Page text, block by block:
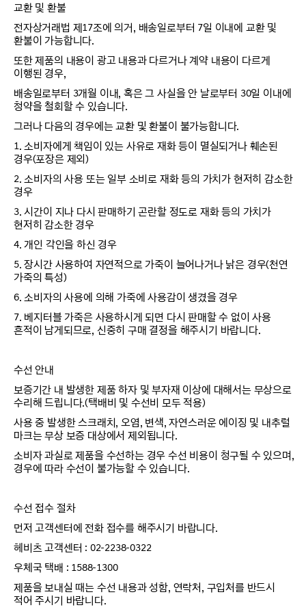
교환 및 환불
전자상거래법 제17조에 의거, 배송일로부터 7일 이내에 교환 및
환불이 가능합니다.
또한 제품의 내용이 광고 내용과 다르거나 계약 내용이 다르게
이행된 경우,
배송일로부터 3개월 이내, 혹은 그 사실을 안 날로부터 30일 이내에
청약을 철회할 수 있습니다.
그러나 다음의 경우에는 교환 및 환불이 불가능합니다.
1. 소비자에게 책임이 있는 사유로 재화 등이 멸실되거나 훼손된
경우(포장은 제외)
2. 소비자의 사용 또는 일부 소비로 재화 등의 가치가 현저히 감소한
경우
3. 시간이 지나 다시 판매하기 곤란할 정도로 재화 등의 가치가
현저히 감소한 경우
4. 개인 각인을 하신 경우
5. 장시간 사용하여 자연적으로 가죽이 늘어나거나 낡은 경우(천연
가죽의 특성)
6. 소비자의 사용에 의해 가죽에 사용감이 생겼을 경우
7. 베지터블 가죽은 사용하시게 되면 다시 판매할 수 없이 사용
흔적이 남게되므로, 신중히 구매 결정을 해주시기 바랍니다.
수선 안내
보증기간 내 발생한 제품 하자 및 부자재 이상에 대해서는 무상으로
수리해 드립니다.(택배비 및 수선비 모두 적용)
사용 중 발생한 스크래치, 오염, 변색, 자연스러운 에이징 및 내추럴
마크는 무상 보증 대상에서 제외됩니다.
소비자 과실로 제품을 수선하는 경우 수선 비용이 청구될 수 있으며,
경우에 따라 수선이 불가능할 수 있습니다.
수선 접수 절차
먼저 고객센터에 전화 접수를 해주시기 바랍니다.
헤비츠 고객센터 : 02-2238-0322
우체국 택배 : 1588-1300
제품을 보내실 때는 수선 내용과 성함, 연락처, 구입처를 반드시
적어 주시기 바랍니다.